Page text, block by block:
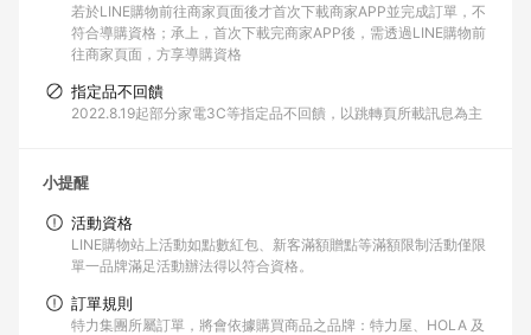
若於LINE購物前往商家頁面後才首次下載商家APP並完成訂單，不
符合導購資格；承上，首次下載完商家APP後，需透過LINE購物前
往商家頁面，方享導購資格
指定品不回饋
2022.8.19起部分家電3C等指定品不回饋，以跳轉頁所載訊息為主
小提醒
活動資格
LINE購物站上活動如點數紅包、新客滿額贈點等滿額限制活動僅限
單一品牌滿足活動辦法得以符合資格。
訂單規則
特力集團所屬訂單，將會依據購買商品之品牌：特力屋、HOLA 及